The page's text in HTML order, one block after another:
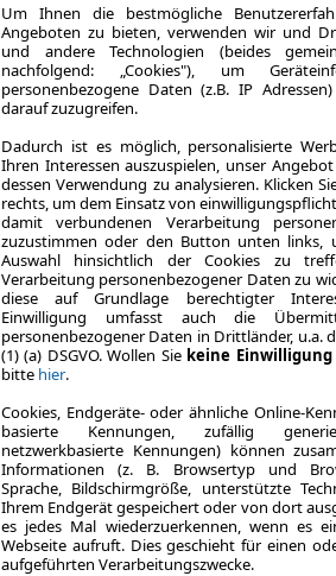
LEASING
Um Ihnen die bestmögliche
Angeboten zu bieten, verwenden wir und
und andere Technologien (beides
nachfolgend: „Cookies"), um
personenbezogene Daten (z.B. IP
darauf zuzugreifen.
Dadurch ist es möglich, personalisierte
Ihren Interessen auszuspielen, unser
dessen Verwendung zu analysieren. Klicken
rechts, um dem Einsatz von
damit verbundenen Verarbeitung
zuzustimmen oder den Button unten links,
Auswahl hinsichtlich der Cookies zu
Verarbeitung personenbezogener Daten zu
diese auf Grundlage berechtigter
Einwilligung umfasst auch die
personenbezogener Daten in Drittländer, u.a.
(1) (a) DSGVO. Wollen Sie keine Einwilligung
bitte hier.
Cookies, Endgeräte- oder ähnliche Online-
basierte Kennungen, zufällig
netzwerkbasierte Kennungen) können
Informationen (z. B. Browsertyp und
Sprache, Bildschirmgröße, unterstützte
Ihrem Endgerät gespeichert oder von dort
es jedes Mal wiederzuerkennen, wenn es
Webseite aufruft. Dies geschieht für einen
aufgeführten Verarbeitungszwecke.